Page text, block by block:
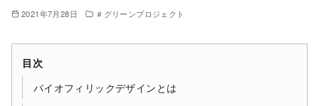
2021年7月28日 ＃グリーンプロジェクト
目次
バイオフィリックデザインとは